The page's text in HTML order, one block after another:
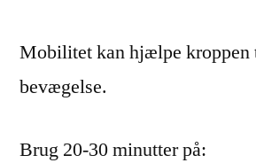
Mobilitet kan hjælpe kroppen
bevægelse.
Brug 20-30 minutter på: